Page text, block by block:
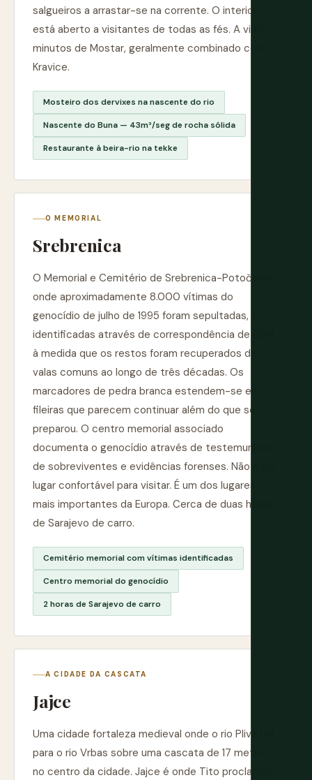
salgueiros a arrastar-se na corrente. O interior
está aberto a visitantes de todas as fés. A vinte
minutos de Mostar, geralmente combinado com
Kravice.
Mosteiro dos dervixes na nascente do rio
Nascente do Buna — 43m³/seg de rocha sólida
Restaurante à beira-rio na tekke
O MEMORIAL
Srebrenica
O Memorial e Cemitério de Srebrenica-Potočari é
onde aproximadamente 8.000 vítimas do
genocídio de julho de 1995 foram sepultadas,
identificadas através de correspondência de ADN
à medida que os restos foram recuperados de
valas comuns ao longo de três décadas. Os
marcadores de pedra branca estendem-se em
fileiras que parecem continuar além do que se
preparou. O centro memorial associado
documenta o genocídio através de testemunhos
de sobreviventes e evidências forenses. Não é um
lugar confortável para visitar. É um dos lugares
mais importantes da Europa. Cerca de duas horas
de Sarajevo de carro.
Cemitério memorial com vítimas identificadas
Centro memorial do genocídio
2 horas de Sarajevo de carro
A CIDADE DA CASCATA
Jajce
Uma cidade fortaleza medieval onde o rio Pliva flui
para o rio Vrbas sobre uma cascata de 17 metros
no centro da cidade. Jajce é onde Tito proclamou